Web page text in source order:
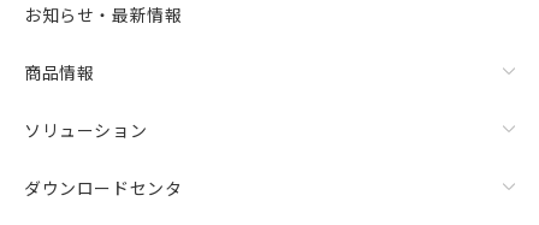
お知らせ・最新情報
商品情報
ソリューション
ダウンロードセンタ